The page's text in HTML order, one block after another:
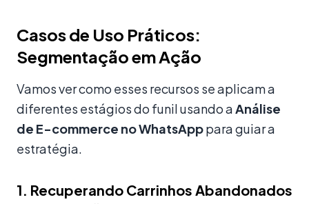
Casos de Uso Práticos:
Segmentação em Ação
Vamos ver como esses recursos se aplicam a
diferentes estágios do funil usando aAnálise
de E-commerce no WhatsApppara guiar a
estratégia.
1. Recuperando Carrinhos Abandonados